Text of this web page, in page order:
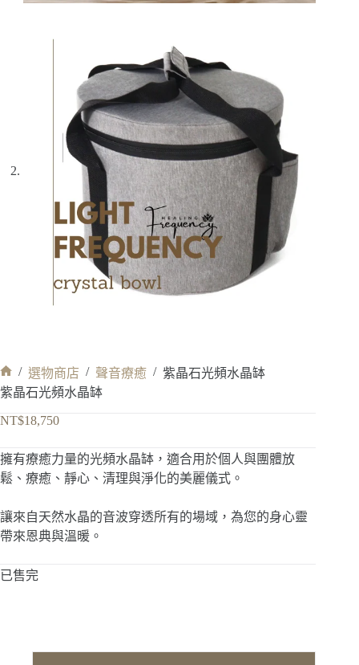
首
/ 選物商店 / 聲音療癒 / 紫晶石光頻水晶缽
紫晶石光頻水晶缽
NT$18,750
擁有療癒力量的光頻水晶缽，適合用於個人與團體放
鬆、療癒、靜心、清理與淨化的美麗儀式。
讓來自天然水晶的音波穿透所有的場域，為您的身心靈
帶來恩典與溫暖。
已售完